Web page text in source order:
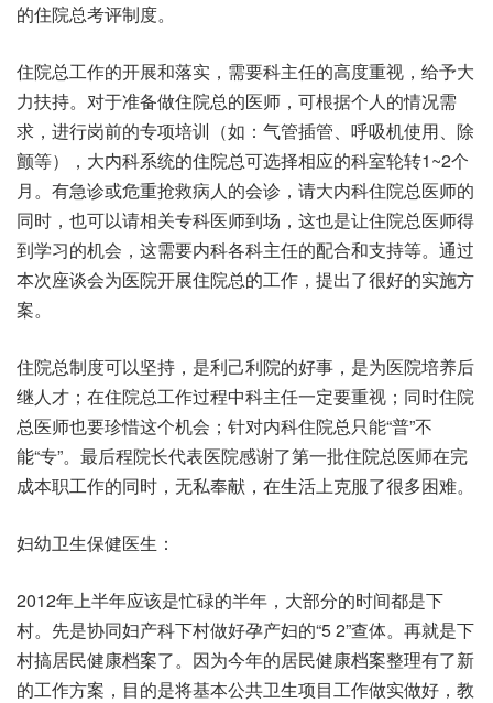
的住院总考评制度。
住院总工作的开展和落实，需要科主任的高度重视，给予大
力扶持。对于准备做住院总的医师，可根据个人的情况需
求，进行岗前的专项培训（如：气管插管、呼吸机使用、除
颤等），大内科系统的住院总可选择相应的科室轮转1~2个
月。有急诊或危重抢救病人的会诊，请大内科住院总医师的
同时，也可以请相关专科医师到场，这也是让住院总医师得
到学习的机会，这需要内科各科主任的配合和支持等。通过
本次座谈会为医院开展住院总的工作，提出了很好的实施方
案。
住院总制度可以坚持，是利己利院的好事，是为医院培养后
继人才；在住院总工作过程中科主任一定要重视；同时住院
总医师也要珍惜这个机会；针对内科住院总只能“普”不
能“专”。最后程院长代表医院感谢了第一批住院总医师在完
成本职工作的同时，无私奉献，在生活上克服了很多困难。
妇幼卫生保健医生：
2012年上半年应该是忙碌的半年，大部分的时间都是下
村。先是协同妇产科下村做好孕产妇的“5 2”查体。再就是下
村搞居民健康档案了。因为今年的居民健康档案整理有了新
的工作方案，目的是将基本公共卫生项目工作做实做好，教